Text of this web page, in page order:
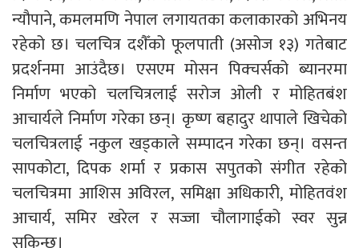
न्यौपाने, कमलमणि नेपाल लगायतका कलाकारको अभिनय
रहेको छ। चलचित्र दशैँको फूलपाती (असोज १३) गतेबाट
प्रदर्शनमा आउंदैछ। एसएम मोसन पिक्चर्सको ब्यानरमा
निर्माण भएको चलचित्रलाई सरोज ओली र मोहितबंश
आचार्यले निर्माण गरेका छन्। कृष्ण बहादुर थापाले खिचेको
चलचित्रलाई नकुल खड्काले सम्पादन गरेका छन्। वसन्त
सापकोटा, दिपक शर्मा र प्रकास सपुतको संगीत रहेको
चलचित्रमा आशिस अविरल, समिक्षा अधिकारी, मोहितवंश
आचार्य, समिर खरेल र सज्जा चौलागाईको स्वर सुन्न